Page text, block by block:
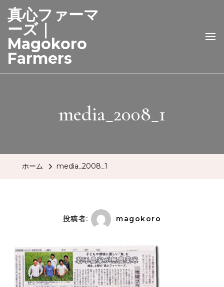
真心ファーマ
ーズ｜
Magokoro
Farmers
media_2008_1
ホーム media_2008_1
投稿者: magokoro